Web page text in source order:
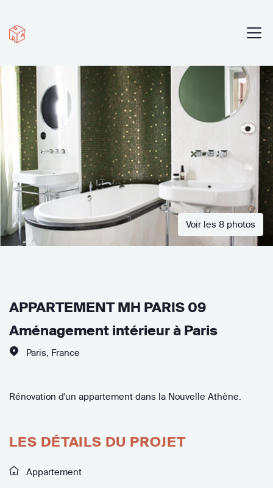
Voir les 8 photos
APPARTEMENT MH PARIS 09
Aménagement intérieur à Paris
Paris France
Rénovation d'un appartement dans la Nouvelle Athène.
LES DÉTAILS DU PROJET
Appartement